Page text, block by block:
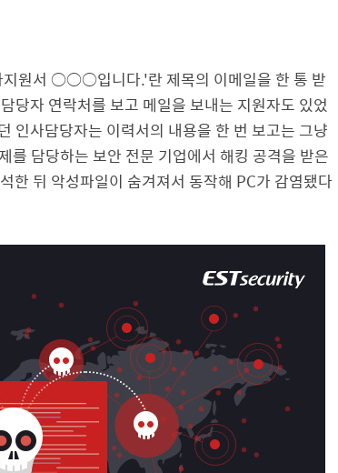
지원서 ○○○입니다.'란 제목의 이메일을 한 통 받
당자 연락처를 보고 메일을 보내는 지원자도 있었
인사담당자는 이력서의 내용을 한 번 보고는 그냥
를 담당하는 보안 전문 기업에서 해킹 공격을 받은
한 뒤 악성파일이 숨겨져서 동작해 PC가 감염됐다